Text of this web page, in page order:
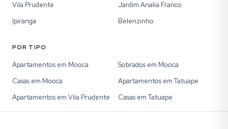
Vila Prudente
Jardim Analia Franco
Ipiranga
Belenzinho
POR TIPO
Apartamentos em Mooca
Sobrados em Mooca
Casas em Mooca
Apartamentos em Tatuape
Apartamentos em Vila Prudente
Casas em Tatuape